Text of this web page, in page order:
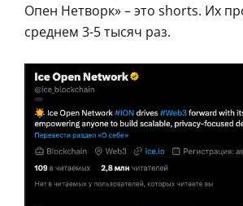
Опен Нетворк» – это shorts. Их
среднем 3-5 тысяч раз.